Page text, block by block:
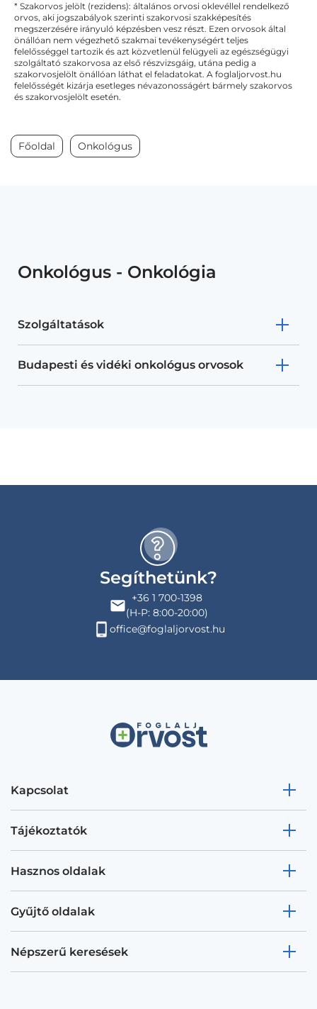
* Szakorvos jelölt (rezidens): általános orvosi oklevéllel rendelkező
orvos, aki jogszabályok szerinti szakorvosi szakképesítés
megszerzésére irányuló képzésben vesz részt. Ezen orvosok által
önállóan nem végezhető szakmai tevékenységért teljes
felelősséggel tartozik és azt közvetlenül felügyeli az egészségügyi
szolgáltató szakorvosa az első részvizsgáig, utána pedig a
szakorvosjelölt önállóan láthat el feladatokat. A foglaljorvost.hu
felelősségét kizárja esetleges névazonosságért bármely szakorvos
és szakorvosjelölt esetén.
Főoldal Onkológus
Onkológus - Onkológia
Szolgáltatások
Budapesti és vidéki onkológus orvosok
Segíthetünk?
+36 1 700-1398
(H-P: 8:00-20:00)
office@foglaljorvost.hu
Kapcsolat
Tájékoztatók
Hasznos oldalak
Gyűjtő oldalak
Népszerű keresések